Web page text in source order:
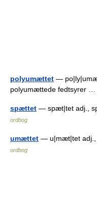
polyumættet —
polyumættede fedtsyrer …
spættet — spæt|tet adj.,
ordbog
umættet — u|mæt|tet
ordbog